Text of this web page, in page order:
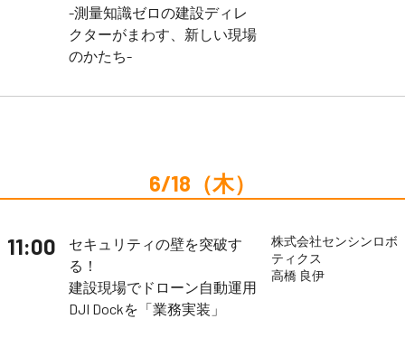
-測量知識ゼロの建設ディレ
クターがまわす、新しい現場
のかたち-
6/18（木）
11:00
セキュリティの壁を突破す
る！
建設現場でドローン自動運用
DJI Dockを「業務実装」
株式会社センシンロボ
ティクス
高橋 良伊